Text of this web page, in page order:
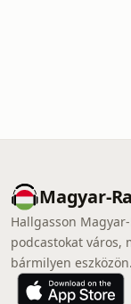
Magyar-
Hallgasson
podcastokat
bármilyen eszközön.